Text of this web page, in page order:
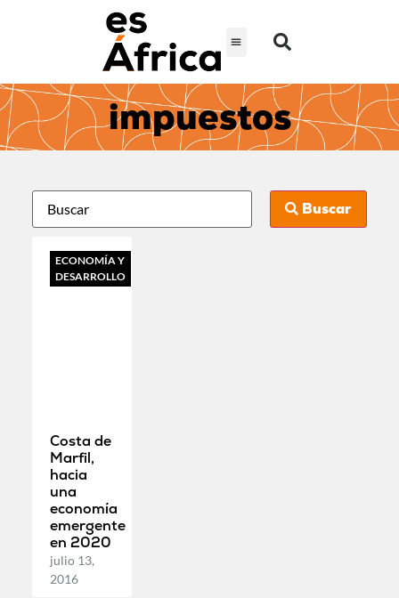
impuestos
Buscar
ECONOMÍA Y
DESARROLLO
Costa de
Marfil,
hacia
una
economía
emergente
en 2020
julio 13,
2016